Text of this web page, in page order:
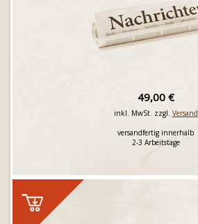
49,00 €
inkl. MwSt. zzgl. Versand
versandfertig innerhalb
2-3 Arbeitstage